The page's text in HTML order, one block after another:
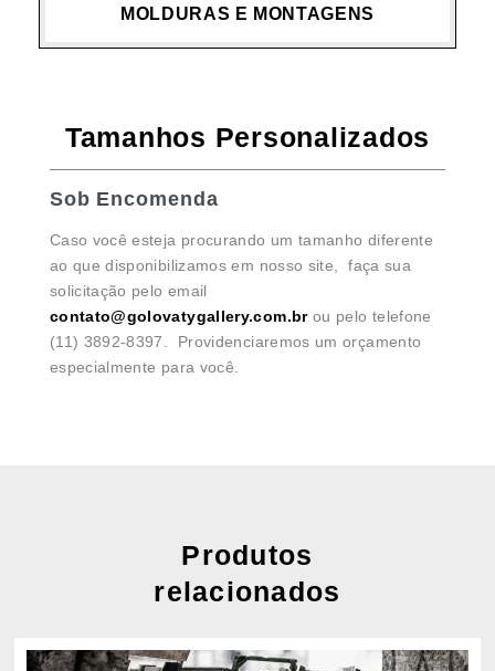
MOLDURAS E MONTAGENS
Tamanhos Personalizados
Sob Encomenda
Caso você esteja procurando um tamanho diferente
ao que disponibilizamos em nosso site, faça sua
solicitação pelo email
contato@golovatygallery.com.brou pelo telefone
(11) 3892-8397. Providenciaremos um orçamento
especialmente para você.
Produtos
relacionados